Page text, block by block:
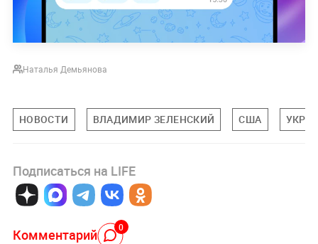
Наталья Демьянова
НОВОСТИ ВЛАДИМИР ЗЕЛЕНСКИЙ США
Подписаться на LIFE
Комментарий 0